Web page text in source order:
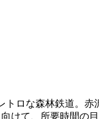
トロな森林鉄道。
けて、所要時間の